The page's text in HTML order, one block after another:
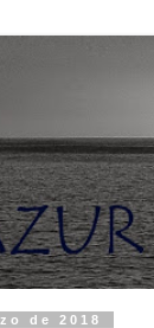
de 2018